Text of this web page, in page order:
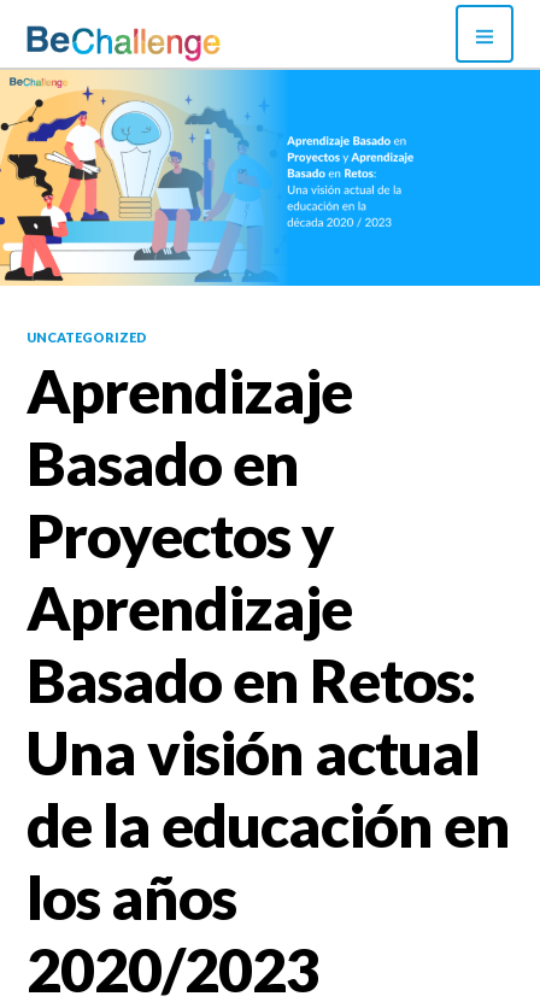
content
Bechallenge
UNCATEGORIZED
Aprendizaje
Basado en
Proyectos y
Aprendizaje
Basado en Retos:
Una visión actual
de la educación en
los años
2020/2023